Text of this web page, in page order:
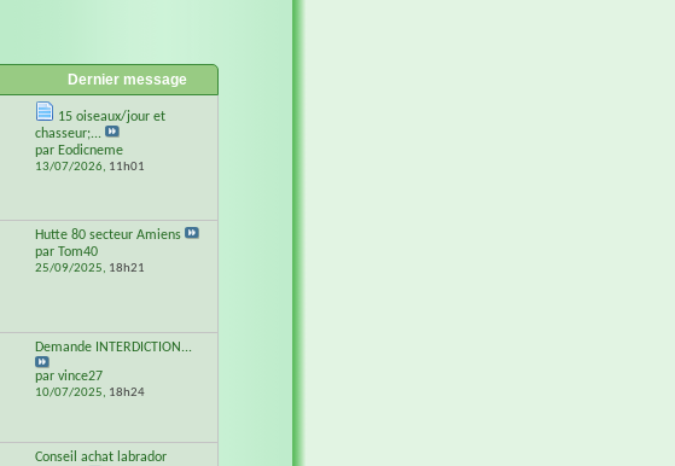
Dernier message
15 oiseaux/jour et
chasseur;...
par Eodicneme
13/07/2026, 11h01
Hutte 80 secteur Amiens
par Tom40
25/09/2025, 18h21
Demande INTERDICTION...
par vince27
10/07/2025, 18h24
Conseil achat labrador